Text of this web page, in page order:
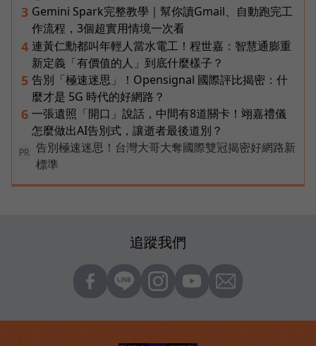
3 Gemini Spark完整教學｜幫你讀Gmail、自動跑完工
作流程，3個超實用情境一次看
4 連黃仁勳都叫年輕人當水電工！程世嘉：智慧通膨重
新定義「有價值的人」到底什麼樣子？
5 告別「極速迷思」！Opensignal 國際評比揭密：什
麼才是 5G 時代的好網路？
6 一張遺照「開口」說話，中間有8道關卡！翊嘉禮儀
怎麼做出AI告別式，讓逝者最後道別？
PR
告別極速迷思！台灣大哥大奪國際雙冠揭密好網路新
標準
追蹤我們